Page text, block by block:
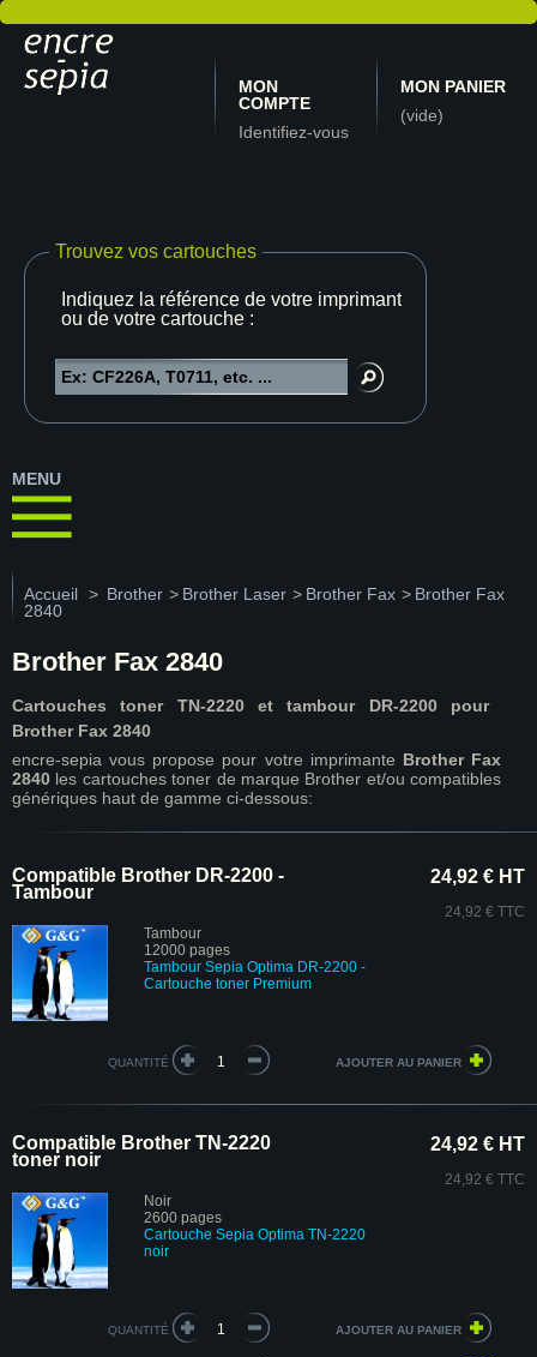
MON
COMPTE
Identifiez-vous
MON PANIER
(vide)
Trouvez vos cartouches
Indiquez la référence de votre imprimante
ou de votre cartouche :
MENU
Accueil > Brother > Brother Laser > Brother Fax > Brother Fax
2840
Brother Fax 2840
Cartouches toner TN-2220 et tambour DR-2200 pour
Brother Fax 2840
encre-sepia vous propose pour votre imprimante Brother Fax
2840 les cartouches toner de marque Brother et/ou compatibles
génériques haut de gamme ci-dessous:
Compatible Brother DR-2200 -
Tambour
Tambour
12000 pages
Tambour Sepia Optima DR-2200 -
Cartouche toner Premium
24,92 € HT
24,92 € TTC
QUANTITÉ
Compatible Brother TN-2220
toner noir
Noir
2600 pages
Cartouche Sepia Optima TN-2220
noir
24,92 € HT
24,92 € TTC
QUANTITÉ